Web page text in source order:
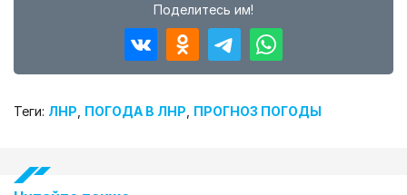
Поделитесь им!
Теги: ЛНР ПОГОДА В ЛНР ПРОГНОЗ ПОГОДЫ